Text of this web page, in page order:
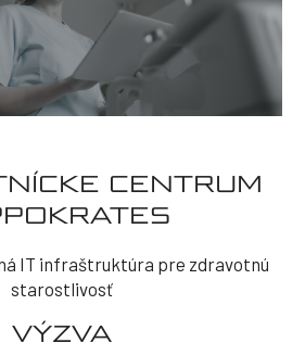
CENTRUM
IT infraštruktúra pre zdravotnú
starostlivosť
VÝZVA